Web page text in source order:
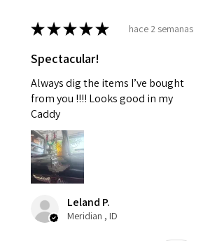
★★★★★ hace 2 semanas
Spectacular!
Always dig the items I’ve bought
from you !!!! Looks good in my
Caddy
Leland P.
Meridian , ID